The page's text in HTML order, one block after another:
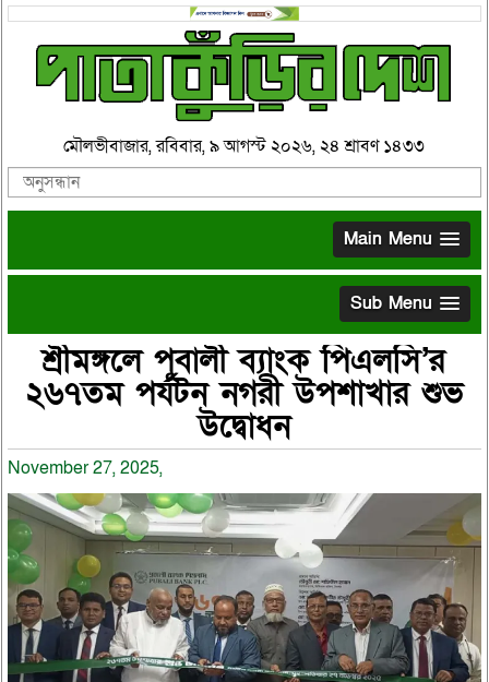
মৌলভীবাজার, রবিবার, ৯ আগস্ট ২০২৬, ২৪ শ্রাবণ ১৪৩৩
Main Menu
Sub Menu
শ্রীমঙ্গলে পূবালী ব্যাংক পিএলসি’র
২৬৭তম পর্যটন নগরী উপশাখার শুভ
উদ্বোধন
November 27, 2025,